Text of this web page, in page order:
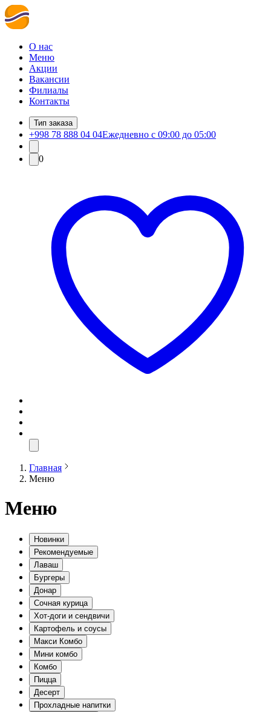
О нас
Меню
Акции
Вакансии
Филиалы
Контакты
Тип заказа
+998 78 888 04 04Ежедневно с 09:00 до 05:00
0
Главная
Меню
Меню
Новинки
Рекомендуемые
Лаваш
Бургеры
Донар
Сочная курица
Хот-доги и сендвичи
Картофель и соусы
Макси Комбо
Мини комбо
Комбо
Пицца
Десерт
Прохладные напитки